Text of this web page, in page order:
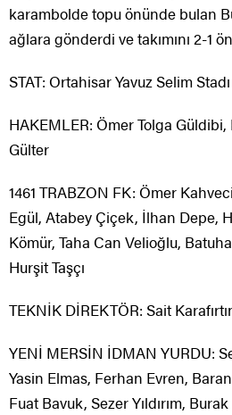
karambolde topu önünde bulan
ağlara gönderdi ve takımını 2-1
STAT: Ortahisar Yavuz Selim Stadı
HAKEMLER: Ömer Tolga
Gülter
1461 TRABZON FK: Ömer
Egül, Atabey Çiçek, İlhan Depe,
Kömür, Taha Can Velioğlu,
Hurşit Taşçı
TEKNİK DİREKTÖR: Sait
YENİ MERSİN İDMAN YURDU:
Yasin Elmas, Ferhan Evren,
Fuat Bavuk, Sezer Yıldırım,